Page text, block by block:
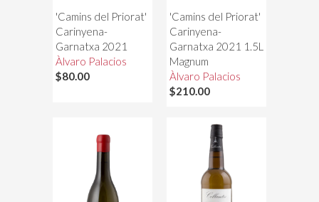
'Camins del Priorat'
Carinyena-
Garnatxa 2021
Àlvaro Palacios
$80.00
'Camins del Priorat'
Carinyena-
Garnatxa 2021 1.5L
Magnum
Àlvaro Palacios
$210.00